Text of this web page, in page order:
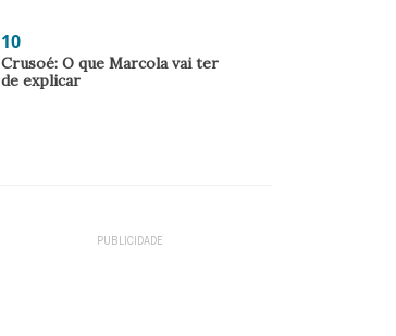
10
Crusoé: O que Marcola vai ter
de explicar